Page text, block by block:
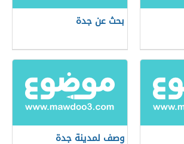
بحث عن جدة
وصف لمدينة جدة